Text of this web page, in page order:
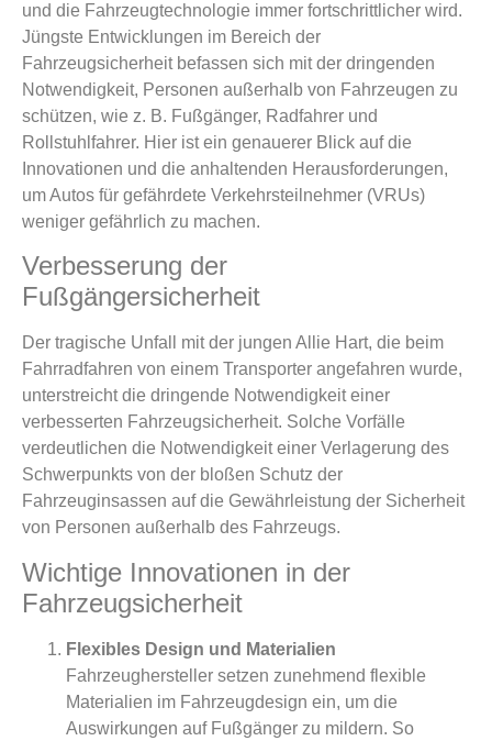
und die Fahrzeugtechnologie immer fortschrittlicher wird.
Jüngste Entwicklungen im Bereich der
Fahrzeugsicherheit befassen sich mit der dringenden
Notwendigkeit, Personen außerhalb von Fahrzeugen zu
schützen, wie z. B. Fußgänger, Radfahrer und
Rollstuhlfahrer. Hier ist ein genauerer Blick auf die
Innovationen und die anhaltenden Herausforderungen,
um Autos für gefährdete Verkehrsteilnehmer (VRUs)
weniger gefährlich zu machen.
Verbesserung der
Fußgängersicherheit
Der tragische Unfall mit der jungen Allie Hart, die beim
Fahrradfahren von einem Transporter angefahren wurde,
unterstreicht die dringende Notwendigkeit einer
verbesserten Fahrzeugsicherheit. Solche Vorfälle
verdeutlichen die Notwendigkeit einer Verlagerung des
Schwerpunkts von der bloßen Schutz der
Fahrzeuginsassen auf die Gewährleistung der Sicherheit
von Personen außerhalb des Fahrzeugs.
Wichtige Innovationen in der
Fahrzeugsicherheit
Flexibles Design und Materialien
Fahrzeughersteller setzen zunehmend flexible
Materialien im Fahrzeugdesign ein, um die
Auswirkungen auf Fußgänger zu mildern. So